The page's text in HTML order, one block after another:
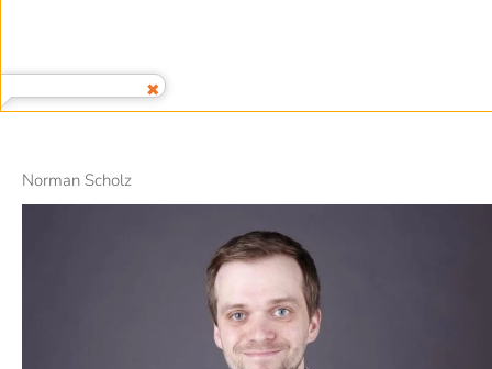
Norman Scholz